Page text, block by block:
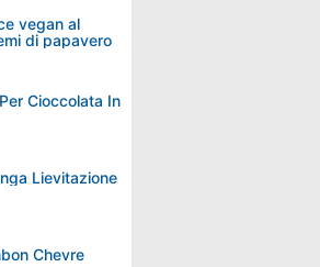
vegan al
di papavero
Cioccolata In
Lievitazione
Chevre